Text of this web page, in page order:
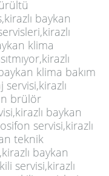
baykan
klima
klima bakım
brülör
baykan
servisi,kirazlı
teknik
baykan
servisi,kirazlı